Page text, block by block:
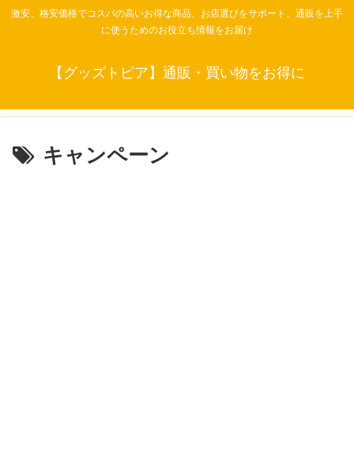
激安、格安価格でコスパの高いお得な商品、お店選びをサポート、通販を上手
に使うためのお役立ち情報をお届け
【グッズトピア】通販・買い物をお得に
キャンペーン